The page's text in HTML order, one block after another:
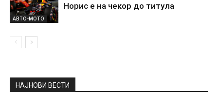
АВТО-МОТО
Норис е на чекор до титула
НАЈНОВИ ВЕСТИ